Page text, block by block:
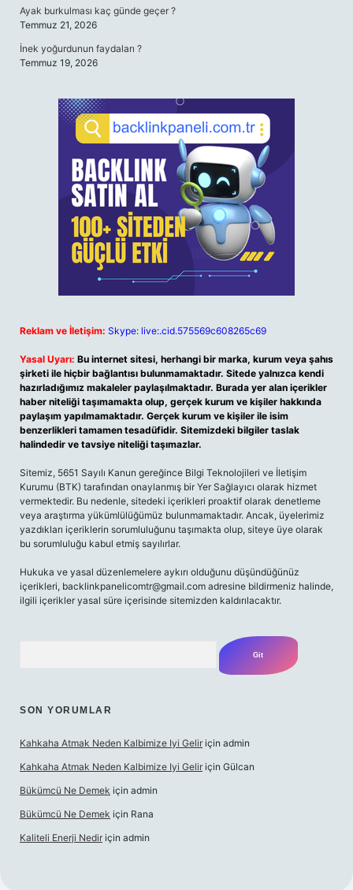
Ayak burkulması kaç günde geçer ?
Temmuz 21, 2026
İnek yoğurdunun faydaları ?
Temmuz 19, 2026
Reklam ve İletişim: Skype: live:.cid.575569c608265c69
Yasal Uyarı: Bu internet sitesi, herhangi bir marka, kurum veya şahıs
şirketi ile hiçbir bağlantısı bulunmamaktadır. Sitede yalnızca kendi
hazırladığımız makaleler paylaşılmaktadır. Burada yer alan içerikler
haber niteliği taşımamakta olup, gerçek kurum ve kişiler hakkında
paylaşım yapılmamaktadır. Gerçek kurum ve kişiler ile isim
benzerlikleri tamamen tesadüfidir. Sitemizdeki bilgiler taslak
halindedir ve tavsiye niteliği taşımazlar.
Sitemiz, 5651 Sayılı Kanun gereğince Bilgi Teknolojileri ve İletişim
Kurumu (BTK) tarafından onaylanmış bir Yer Sağlayıcı olarak hizmet
vermektedir. Bu nedenle, sitedeki içerikleri proaktif olarak denetleme
veya araştırma yükümlülüğümüz bulunmamaktadır. Ancak, üyelerimiz
yazdıkları içeriklerin sorumluluğunu taşımakta olup, siteye üye olarak
bu sorumluluğu kabul etmiş sayılırlar.
Hukuka ve yasal düzenlemelere aykırı olduğunu düşündüğünüz
içerikleri, backlinkpanelicomtr@gmail.com adresine bildirmeniz halinde,
ilgili içerikler yasal süre içerisinde sitemizden kaldırılacaktır.
SON YORUMLAR
Kahkaha Atmak Neden Kalbimize Iyi Gelir için admin
Kahkaha Atmak Neden Kalbimize Iyi Gelir için Gülcan
Bükümcü Ne Demek için admin
Bükümcü Ne Demek için Rana
Kaliteli Enerji Nedir için admin